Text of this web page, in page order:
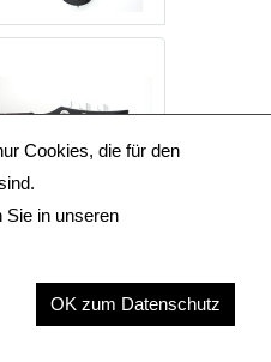
Cookies, die für den
Sie in unseren
OK zum Datenschutz